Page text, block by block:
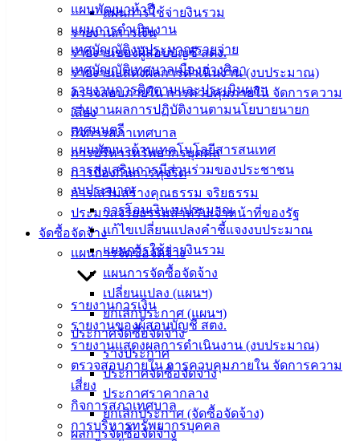
แผนการใช้จ่ายงินรวม
รายงานการเงิน
รายงานของผู้สอบบัญชี สตง.
รายงานแสดงผลการดำเนินงาน (งบประมาณ)
ตรวจสอบภายใน การควบคุมภายใน จัดการความ
เสี่ยง
กิจการสภาเทศบาล
การบริหารทรัพยากรบุคคล
การป้องกันการทุจริต
การเสริมสร้างคุณธรรม จริยธรรม
ประมวลจริยธรรมสำหรับเจ้าหน้าที่ของรัฐ
จัดซื้อจัดจ้าง
แผนการจัดซื้อจัดจ้าง
แผนการจัดซื้อจัดจ้าง
เปลี่ยนแปลง (แผนฯ)
ยกเลิกประกาศ (แผนฯ)
ประกาศจัดซื้อจัดจ้าง
ร่างประกาศ
ประกาศจัดซื้อจัดจ้าง
ประกาศราคากลาง
ยกเลิกประกาศ (จัดซื้อจัดจ้าง)
ผลการจัดซื้อจัดจ้าง
แผนพัฒนาห้าปี
แผนการดำเนินงาน
เทศบัญญัติงบประมาณรายจ่าย
เทศบัญญัติเทศบาลเมืองอ่างศิลา
รายงานการติดตามและประเมินผลฯ
รายงานผลการปฏิบัติงานตามนโยบายนายก
เทศมนตรี
แผนพัฒนาด้านเทคโนโลยีสารสนเทศ
การส่งเสริมการมีส่วนร่วมของประชาชน
งบประมาณ
การโอนเงินงบประมาณ
แก้ไขเปลี่ยนแปลงคำชี้แจงงบประมาณ
แผนการใช้จ่ายงินรวม
รายงานการเงิน
รายงานของผู้สอบบัญชี สตง.
รายงานแสดงผลการดำเนินงาน (งบประมาณ)
ตรวจสอบภายใน การควบคุมภายใน จัดการความ
เสี่ยง
กิจการสภาเทศบาล
การบริหารทรัพยากรบุคคล
(Knowledge
Management)
เทศบาล
สายตรง
เทศบาล
ส่วน
ราชการ
สภา
เทศบาล
สงวนลิขสิทธิ์ © 2563 เทศบาลเมืองอ่างศิลา จังหวัดชลบุรี |
angsilacity.go.th | Powered byBuuscript